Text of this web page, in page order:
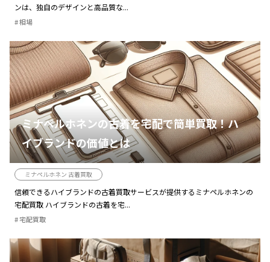
ンは、独自のデザインと高品質な...
相場
ミナペルホネンの古着を宅配で簡単買取！ハ
イブランドの価値とは
ミナペルホネン 古着買取
信頼できるハイブランドの古着買取サービスが提供するミナペルホネンの
宅配買取 ハイブランドの古着を宅...
宅配買取